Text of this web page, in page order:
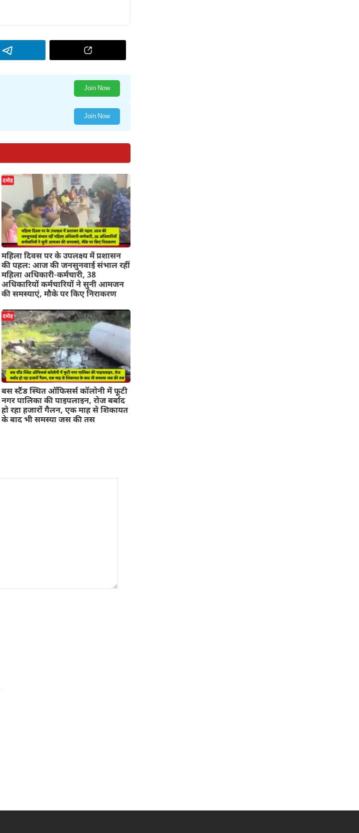
Join Now
Join Now
महिला दिवस पर के उपलक्ष्य में प्रशासन
की पहल: आज की जनसुनवाई संभाल रहीं
महिला अधिकारी-कर्मचारी, 38
अधिकारियों कर्मचारियों ने सुनी आमजन
की समस्याएं, मौके पर किए निराकरण
बस स्टैंड स्थित ऑफिसर्स कॉलोनी में फूटी
नगर पालिका की पाइपलाइन, रोज बर्बाद
हो रहा हजारों गैलन, एक माह से शिकायत
के बाद भी समस्या जस की तस